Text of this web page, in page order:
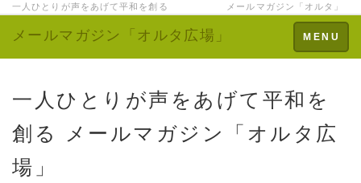
一人ひとりが声をあげて平和を創る メールマガジン「オルタ」
Toggle
navigation
MENU
メールマガジン「オルタ広場」
一人ひとりが声をあげて平和を
創る メールマガジン「オルタ広
場」